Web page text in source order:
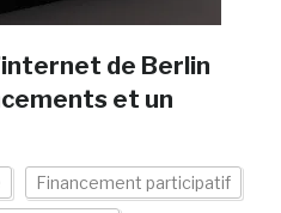
de Berlin
et un
Financement participatif